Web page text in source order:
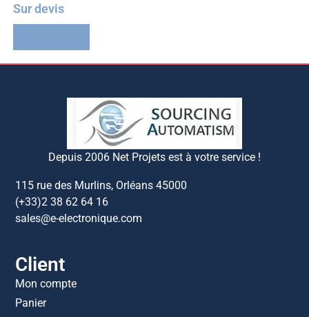
Sur devis
Depuis 2006 Net Projets est à votre service !
115 rue des Murlins, Orléans 45000
(+33)2 38 62 64 16
sales@e-electronique.com
Client
Mon compte
Panier